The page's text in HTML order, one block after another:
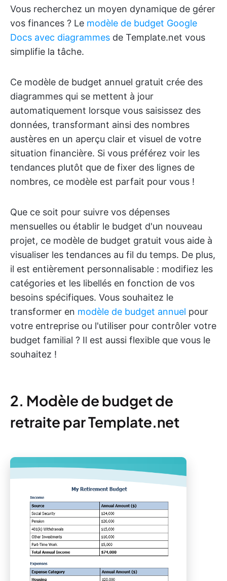
Vous recherchez un moyen dynamique de gérer
vos finances ? Le modèle de budget Google
Docs avec diagrammes de Template.net vous
simplifie la tâche.
Ce modèle de budget annuel gratuit crée des
diagrammes qui se mettent à jour
automatiquement lorsque vous saisissez des
données, transformant ainsi des nombres
austères en un aperçu clair et visuel de votre
situation financière. Si vous préférez voir les
tendances plutôt que de fixer des lignes de
nombres, ce modèle est parfait pour vous !
Que ce soit pour suivre vos dépenses
mensuelles ou établir le budget d'un nouveau
projet, ce modèle de budget gratuit vous aide à
visualiser les tendances au fil du temps. De plus,
il est entièrement personnalisable : modifiez les
catégories et les libellés en fonction de vos
besoins spécifiques. Vous souhaitez le
transformer en modèle de budget annuel pour
votre entreprise ou l'utiliser pour contrôler votre
budget familial ? Il est aussi flexible que vous le
souhaitez !
2. Modèle de budget de
retraite par Template.net